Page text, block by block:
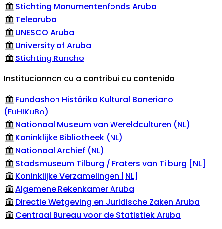
Stichting Monumentenfonds Aruba
Telearuba
UNESCO Aruba
University of Aruba
Stichting Rancho
Institucionnan cu a contribui cu contenido
Fundashon Históriko Kultural Boneriano
(FuHiKuBo)
Nationaal Museum van Wereldculturen (NL)
Koninklijke Bibliotheek (NL)
Nationaal Archief (NL)
Stadsmuseum Tilburg / Fraters van Tilburg [NL]
Koninklijke Verzamelingen [NL]
Algemene Rekenkamer Aruba
Directie Wetgeving en Juridische Zaken Aruba
Centraal Bureau voor de Statistiek Aruba